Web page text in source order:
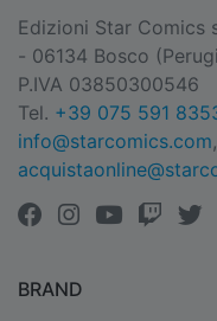
Edizioni Star Comics
- 06134 Bosco
P.IVA 03850300546
Tel. +39 075 591
info@starcomics.com
BRAND